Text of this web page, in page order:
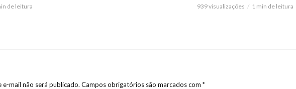
de leitura 939 visualizações 1 min de leitura
e-mail não será publicado. Campos obrigatórios são marcados com *